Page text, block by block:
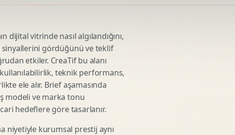
Influencer Kampanya Tasarimi
3D Urun Modelleme
Mimari 3D Gorsellestirme
Endustriyel Modelleme
dijital vitrinde nasıl algılandığını,
sinyallerini gördüğünü ve teklif
etkiler. CreaTif bu alanı
teknik performans,
ele alır. Brief aşamasında
modeli ve marka tonu
hedeflere göre tasarlanır.
niyetiyle kurumsal prestij aynı